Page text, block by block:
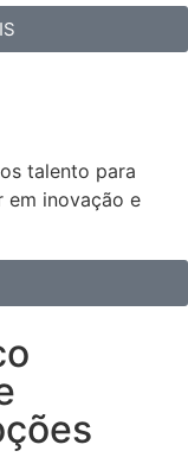
talento para
em inovação e